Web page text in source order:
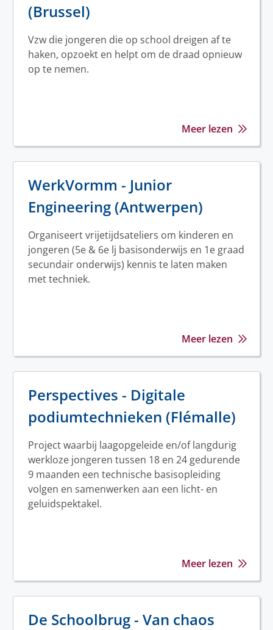
(Brussel)
Vzw die jongeren die op school dreigen af te
haken, opzoekt en helpt om de draad opnieuw
op te nemen.
Meer lezen
WerkVormm - Junior
Engineering (Antwerpen)
Organiseert vrijetijdsateliers om kinderen en
jongeren (5e & 6e lj basisonderwijs en 1e graad
secundair onderwijs) kennis te laten maken
met techniek.
Meer lezen
Perspectives - Digitale
podiumtechnieken (Flémalle)
Project waarbij laagopgeleide en/of langdurig
werkloze jongeren tussen 18 en 24 gedurende
9 maanden een technische basisopleiding
volgen en samenwerken aan een licht- en
geluidspektakel.
Meer lezen
De Schoolbrug - Van chaos